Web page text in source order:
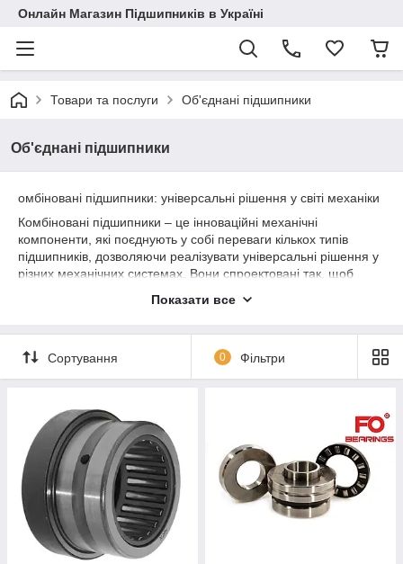
Онлайн Магазин Підшипників в Україні
Товари та послуги Об'єднані підшипники
Об'єднані підшипники
омбіновані підшипники: універсальні рішення у світі механіки
Комбіновані підшипники – це інноваційні механічні
компоненти, які поєднують у собі переваги кількох типів
підшипників, дозволяючи реалізувати універсальні рішення у
різних механічних системах. Вони спроектовані так, щоб
одному компактному пристрої. Це робить комбіновані
Основна перевага комбінованих підшипників полягає в їхній
універсальності та компактності. Вони здатні значно
простір, що займає, а також збільшити їх ефективність.
Завдяки цим якостям, комбіновані підшипники відіграють
ключову роль у розробці інноваційних пристроїв та сучасних
машинах, забезпечуючи більш надійне та компактне рішення
для багатьох завдань.
Показати все
Сортування 0 Фільтри